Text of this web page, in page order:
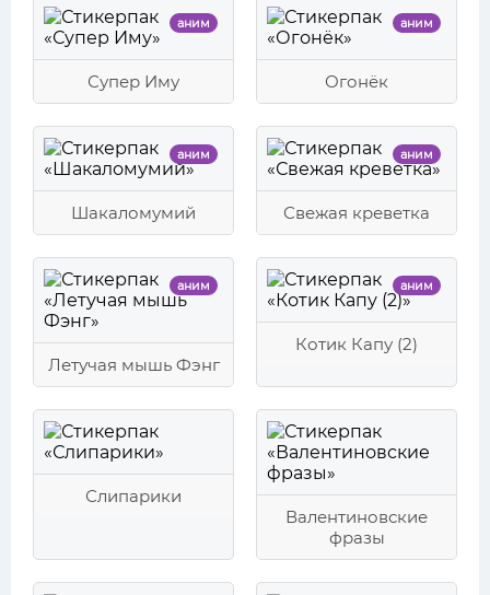
аним
Супер Иму
аним
Огонёк
аним
Шакаломумий
аним
Свежая креветка
аним
Летучая мышь Фэнг
аним
Котик Капу (2)
Слипарики
Валентиновские
фразы